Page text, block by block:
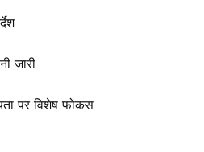
जारी
पर विशेष फोकस